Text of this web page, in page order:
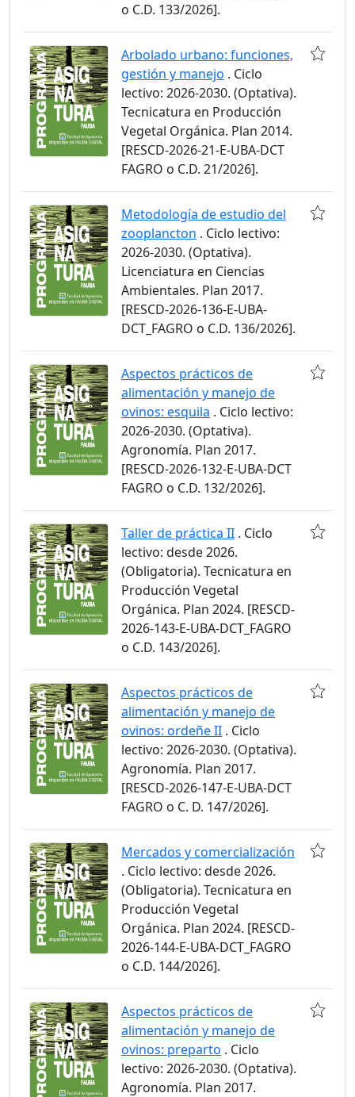
o C.D. 133/2026].
Arbolado urbano: funciones,
gestión y manejo . Ciclo
lectivo: 2026-2030. (Optativa).
Tecnicatura en Producción
Vegetal Orgánica. Plan 2014.
[RESCD-2026-21-E-UBA-DCT
FAGRO o C.D. 21/2026].
Metodología de estudio del
zooplancton . Ciclo lectivo:
2026-2030. (Optativa).
Licenciatura en Ciencias
Ambientales. Plan 2017.
[RESCD-2026-136-E-UBA-
DCT_FAGRO o C.D. 136/2026].
Aspectos prácticos de
alimentación y manejo de
ovinos: esquila . Ciclo lectivo:
2026-2030. (Optativa).
Agronomía. Plan 2017.
[RESCD-2026-132-E-UBA-DCT
FAGRO o C.D. 132/2026].
Taller de práctica II . Ciclo
lectivo: desde 2026.
(Obligatoria). Tecnicatura en
Producción Vegetal
Orgánica. Plan 2024. [RESCD-
2026-143-E-UBA-DCT_FAGRO
o C.D. 143/2026].
Aspectos prácticos de
alimentación y manejo de
ovinos: ordeñe II . Ciclo
lectivo: 2026-2030. (Optativa).
Agronomía. Plan 2017.
[RESCD-2026-147-E-UBA-DCT
FAGRO o C. D. 147/2026].
Mercados y comercialización
. Ciclo lectivo: desde 2026.
(Obligatoria). Tecnicatura en
Producción Vegetal
Orgánica. Plan 2024. [RESCD-
2026-144-E-UBA-DCT_FAGRO
o C.D. 144/2026].
Aspectos prácticos de
alimentación y manejo de
ovinos: preparto . Ciclo
lectivo: 2026-2030. (Optativa).
Agronomía. Plan 2017.